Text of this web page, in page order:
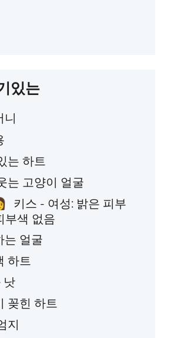
있는
니
는 하트
는 고양이 얼굴
키스 - 여성: 밝은 피부
부색 없음
는 얼굴
하트
낫
꽂힌 하트
지